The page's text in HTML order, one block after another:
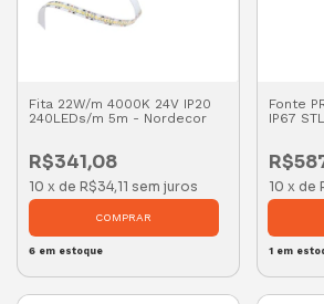
Fita 22W/m 4000K 24V IP20
240LEDs/m 5m - Nordecor
R$341,08
10 x de R$34,11 sem juros
6 em estoque
Fonte
IP67
10 x de
1em